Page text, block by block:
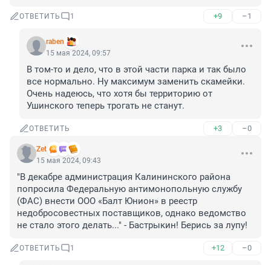
ОТВЕТИТЬ 1 +9 –1
raben
15 мая 2024, 09:57
В том-то и дело, что в этой части парка и так было
все нормально. Ну максимум заменить скамейки.
Очень надеюсь, что хотя бы территорию от
Ушинского теперь трогать не станут.
ОТВЕТИТЬ +3 –0
Zet
15 мая 2024, 09:43
"В декабре администрация Калининского района
попросила Федеральную антимонопольную службу
(ФАС) внести ООО «Балт Юнион» в реестр
недобросовестных поставщиков, однако ведомство
не стало этого делать..." - Бастрыкин! Берись за лупу!
ОТВЕТИТЬ 1 +12 –0